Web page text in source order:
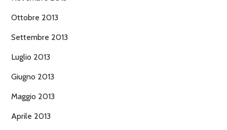
Ottobre 2013
Settembre 2013
Luglio 2013
Giugno 2013
Maggio 2013
Aprile 2013